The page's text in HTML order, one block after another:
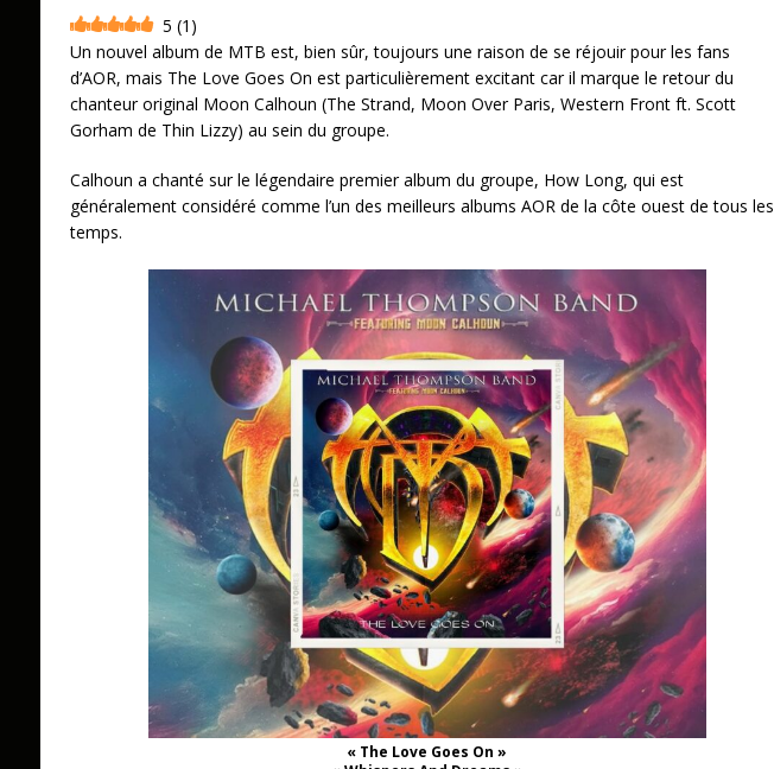
5 (1 )
Un nouvel album de MTB est, bien sûr, toujours une raison de se réjouir pour les fans
d’AOR, mais The Love Goes On est particulièrement excitant car il marque le retour du
chanteur original Moon Calhoun (The Strand, Moon Over Paris, Western Front ft. Scott
Gorham de Thin Lizzy) au sein du groupe.
Calhoun a chanté sur le légendaire premier album du groupe, How Long, qui est
généralement considéré comme l’un des meilleurs albums AOR de la côte ouest de tous les
temps.
« The Love Goes On »